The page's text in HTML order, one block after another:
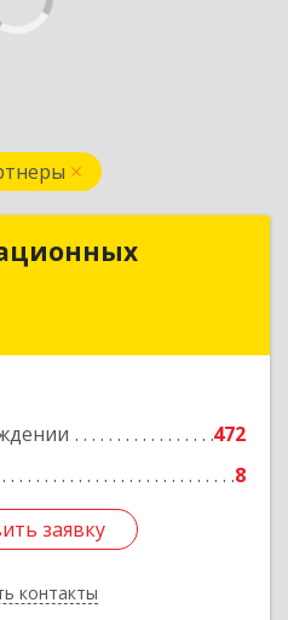
472
8
заявку
контакты
Подробнее
заявку